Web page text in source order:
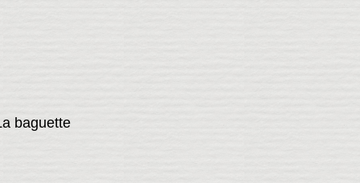
baguette